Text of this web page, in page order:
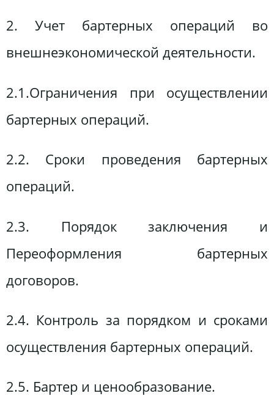
2. Учет бартерных операций во
внешнеэкономической деятельности.
2.1.Ограничения при осуществлении
бартерных операций.
2.2. Сроки проведения бартерных
операций.
2.3. Порядок заключения и
Переоформления бартерных
договоров.
2.4. Контроль за порядком и сроками
осуществления бартерных операций.
2.5. Бартер и ценообразование.